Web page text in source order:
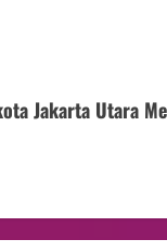
Jakarta Utara